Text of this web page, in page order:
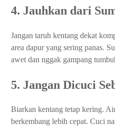
4. Jauhkan dari
Jangan taruh kentang dekat
area dapur yang sering panas.
awet dan nggak gampang
5. Jangan Dicuci
Biarkan kentang tetap kering.
berkembang lebih cepat. Cuci